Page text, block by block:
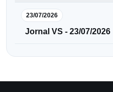
23/07/2026
Jornal VS - 23/07/2026